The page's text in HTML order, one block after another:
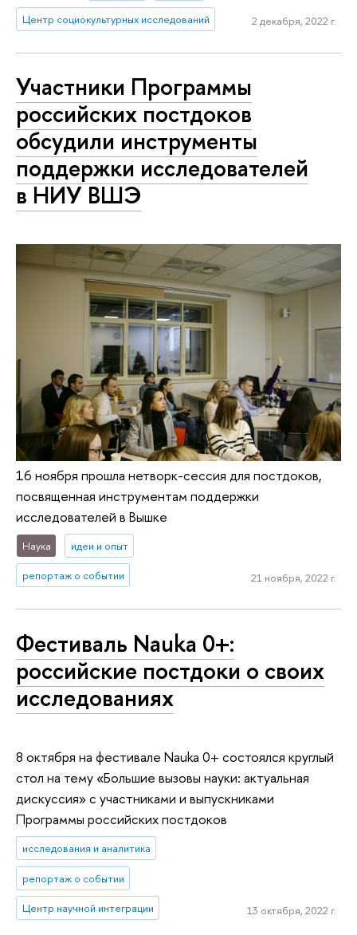
Центр социокультурных исследований 2 декабря, 2022 г.
Участники Программы
российских постдоков
обсудили инструменты
поддержки исследователей
в НИУ ВШЭ
16 ноября прошла нетворк-сессия для постдоков,
посвященная инструментам поддержки
исследователей в Вышке
Наука идеи и опыт
репортаж о событии 21 ноября, 2022 г.
Фестиваль Nauka 0+:
российские постдоки о своих
исследованиях
8 октября на фестивале Nauka 0+ состоялся круглый
стол на тему «Большие вызовы науки: актуальная
дискуссия» с участниками и выпускниками
Программы российских постдоков
исследования и аналитика
репортаж о событии
Центр научной интеграции 13 октября, 2022 г.